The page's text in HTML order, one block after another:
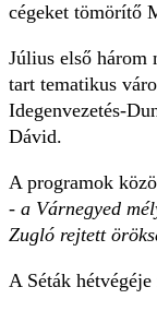
cégeket tömörítő
Július első három
tart tematikus
Idegenvezetés-
Dávid.
A programok
- a Várnegyed
Zugló rejtett
A Séták